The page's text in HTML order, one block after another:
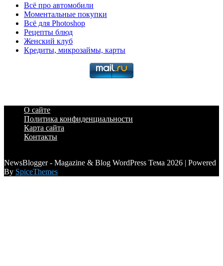
Всё про автомобили
Моментальные покупки
Всё для Photoshop
Рецепты блюд
Женский клуб
Кредиты, микрозаймы, карты
О сайте
Политика конфиденциальности
Карта сайта
Контакты
NewsBlogger - Magazine & Blog WordPress Тема 2026 | Powered
By SpiceThemes